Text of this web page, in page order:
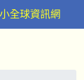
全球資訊網